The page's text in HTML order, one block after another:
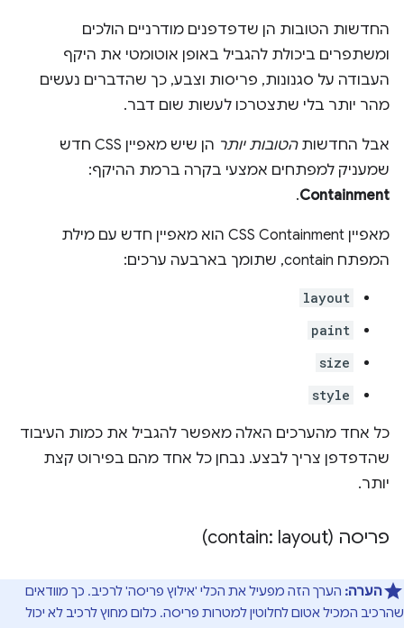
החדשות הטובות הן שדפדפנים מודרניים הולכים
ומשתפרים ביכולת להגביל באופן אוטומטי את היקף
העבודה על סגנונות, פריסות וצבע, כך שהדברים נעשים
מהר יותר בלי שתצטרכו לעשות שום דבר.
אבל החדשותהטובות יותר
הן שיש מאפיין CSS חדש
שמעניק למפתחים אמצעי בקרה ברמת ההיקף:
Containment
.
מאפיין CSS Containment הוא מאפיין חדש עם מילת
המפתח contain, שתומך בארבעה ערכים:
layout
paint
size
style
כל אחד מהערכים האלה מאפשר להגביל את כמות העיבוד
שהדפדפן צריך לבצע. נבחן כל אחד מהם בפירוט קצת
יותר.
פריסה (contain: layout)
הערה: הערך הזה מפעיל את הכלי 'אילוץ פריסה' לרכיב. כך מוודאים
שהרכיב המכיל אטום לחלוטין למטרות פריסה. כלום מחוץ לרכיב לא יכול